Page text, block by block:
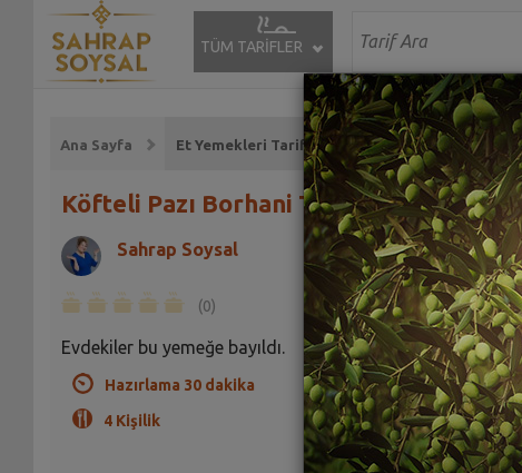
TÜM TARİFLER
Ana Sayfa Et Yemekleri Tarifleri
Köfteli Pazı Borhani Tarifi
Sahrap Soysal
(0)
Evdekiler bu yemeğe bayıldı.
Hazırlama 30 dakika
4 Kişilik